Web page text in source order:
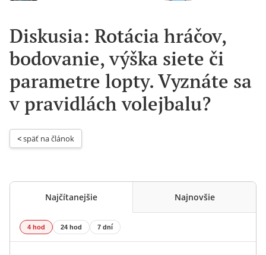
Diskusia: Rotácia hráčov,
bodovanie, výška siete či
parametre lopty. Vyznáte sa
v pravidlách volejbalu?
< späť na článok
Najčítanejšie Najnovšie
4 hod 24 hod 7 dní